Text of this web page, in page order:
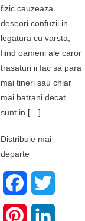
fizic cauzeaza
deseori confuzii in
legatura cu varsta,
fiind oameni ale caror
trasaturi ii fac sa para
mai tineri sau chiar
mai batrani decat
sunt in […]
Distribuie mai
departe
Facebook
Pinterest